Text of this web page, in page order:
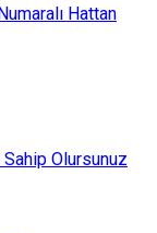
Hattan
Olursunuz